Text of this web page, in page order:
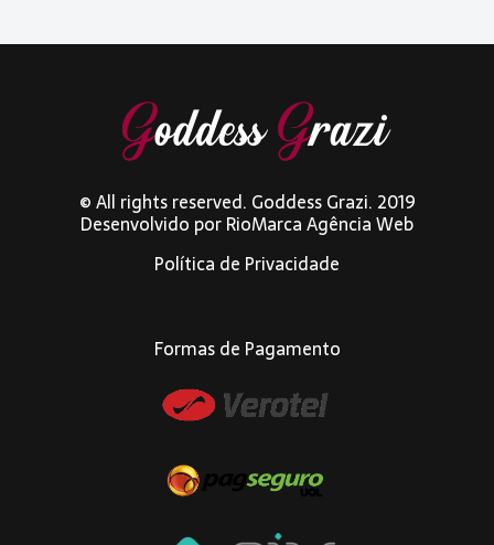
© All rights reserved. Goddess Grazi. 2019
Desenvolvido porRioMarca Agência Web
Política de Privacidade
Formas de Pagamento